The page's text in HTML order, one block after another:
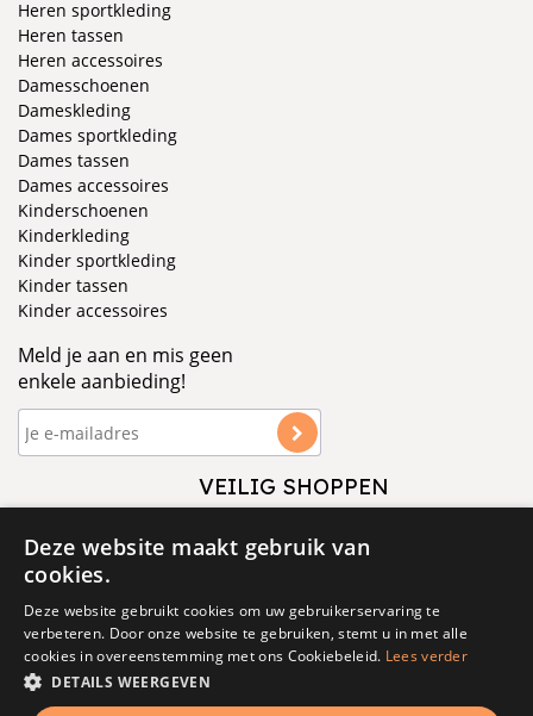
Heren sportkleding
Heren tassen
Heren accessoires
Damesschoenen
Dameskleding
Dames sportkleding
Dames tassen
Dames accessoires
Kinderschoenen
Kinderkleding
Kinder sportkleding
Kinder tassen
Kinder accessoires
Meld je aan en mis geen
enkele aanbieding!
VEILIG SHOPPEN
Deze website maakt gebruik van
cookies.
Deze website gebruikt cookies om uw gebruikerservaring te
verbeteren. Door onze website te gebruiken, stemt u in met alle
cookies in overeenstemming met ons Cookiebeleid. Lees verder
DETAILS WEERGEVEN